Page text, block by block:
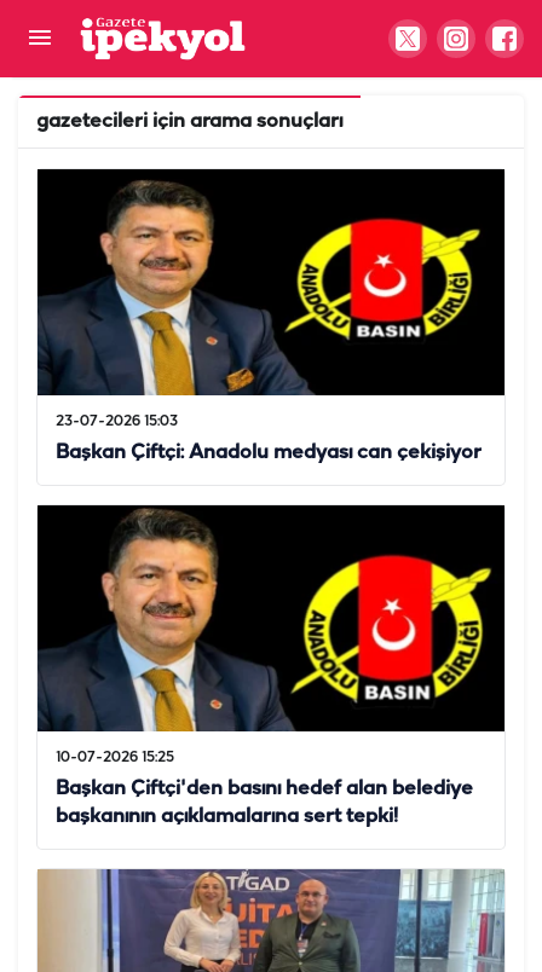
gazetecileri için arama sonuçları
23-07-2026 15:03
Başkan Çiftçi: Anadolu medyası can çekişiyor
10-07-2026 15:25
Başkan Çiftçi'den basını hedef alan belediye
başkanının açıklamalarına sert tepki!